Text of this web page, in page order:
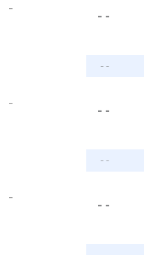
-
- -
- -
-
- -
- -
-
- -